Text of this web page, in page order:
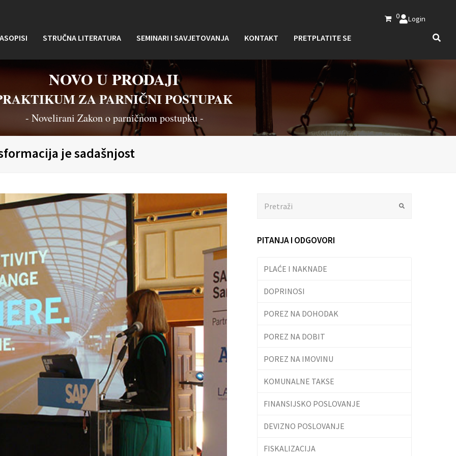
0 Login
STRUČNA LITERATURA SEMINARI I SAVJETOVANJA KONTAKT PRETPLATITE SE
NOVO U PRODAJI
ZA PARNIČNI POSTUPAK
- Novelirani Zakon o parničnom postupku -
je sadašnjost
PITANJA I ODGOVORI
PLAĆE I NAKNADE
DOPRINOSI
POREZ NA DOHODAK
POREZ NA DOBIT
POREZ NA IMOVINU
KOMUNALNE TAKSE
FINANSIJSKO POSLOVANJE
DEVIZNO POSLOVANJE
FISKALIZACIJA